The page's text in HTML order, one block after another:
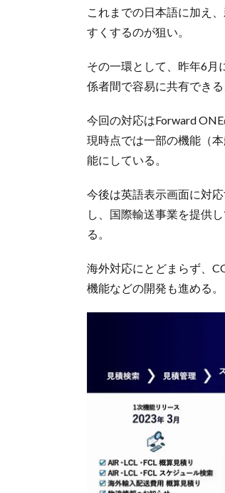
これまでの日本語に加え
すくするのが狙い。
その一環として、昨年6月
係者間で容易に共有でき
今回の対応はForward
現時点では一部の機能（
能にしている。
今後は英語表示画面に対
し、国際輸送事業を提供
る。
海外対応にとどまらず、
機能などの開発も進める。